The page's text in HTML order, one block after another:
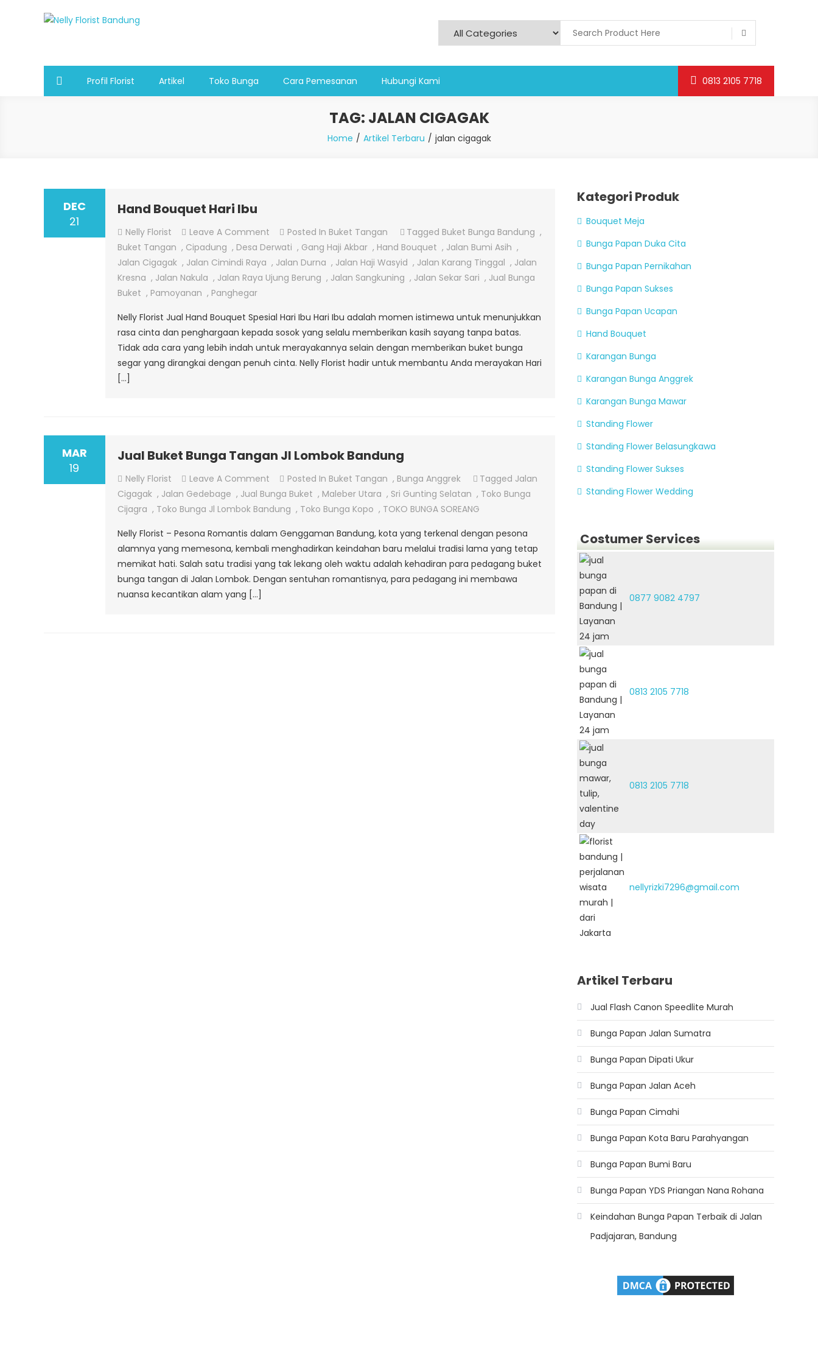
Profil Florist Artikel Toko Bunga Cara Pemesanan Hubungi Kami 0813 2105 7718
TAG: JALAN CIGAGAK
Home Artikel Terbaru jalan cigagak
DEC
21
Hand Bouquet Hari Ibu
Nelly Florist Leave A CommentOn
Hand
Bouquet
Hari
Posted In Buket Tangan Tagged Buket Bunga Bandung ,
Buket Tangan , Cipadung , Desa Derwati , Gang Haji Akbar , Hand Bouquet , Jalan Bumi Asih ,
Jalan Cigagak , Jalan Cimindi Raya , Jalan Durna , Jalan Haji Wasyid , Jalan Karang Tinggal , Jalan
Kresna , Jalan Nakula , Jalan Raya Ujung Berung , Jalan Sangkuning , Jalan Sekar Sari , Jual Bunga
Buket , Pamoyanan , Panghegar
Nelly Florist Jual Hand Bouquet Spesial Hari Ibu Hari Ibu adalah momen istimewa untuk menunjukkan
rasa cinta dan penghargaan kepada sosok yang selalu memberikan kasih sayang tanpa batas.
Tidak ada cara yang lebih indah untuk merayakannya selain dengan memberikan buket bunga
segar yang dirangkai dengan penuh cinta. Nelly Florist hadir untuk membantu Anda merayakan Hari
[…]
MAR
19
Jual Buket Bunga Tangan Jl Lombok Bandung
Nelly Florist Leave A CommentOn
Jual
Buket
Tangan
Jl
Lombok
Bandung
Posted In Buket Tangan , Bunga Anggrek Tagged Jalan
Cigagak , Jalan Gedebage , Jual Bunga Buket , Maleber Utara , Sri Gunting Selatan , Toko Bunga
Cijagra , Toko Bunga Jl Lombok Bandung , Toko Bunga Kopo , TOKO BUNGA SOREANG
Nelly Florist – Pesona Romantis dalam Genggaman Bandung, kota yang terkenal dengan pesona
alamnya yang memesona, kembali menghadirkan keindahan baru melalui tradisi lama yang tetap
memikat hati. Salah satu tradisi yang tak lekang oleh waktu adalah kehadiran para pedagang buket
bunga tangan di Jalan Lombok. Dengan sentuhan romantisnya, para pedagang ini membawa
nuansa kecantikan alam yang […]
Kategori Produk
Bouquet Meja
Bunga Papan Duka Cita
Bunga Papan Pernikahan
Bunga Papan Sukses
Bunga Papan Ucapan
Hand Bouquet
Karangan Bunga
Karangan Bunga Anggrek
Karangan Bunga Mawar
Standing Flower
Standing Flower Belasungkawa
Standing Flower Sukses
Standing Flower Wedding
Costumer Services
0877 9082 4797
0813 2105 7718
0813 2105 7718
nellyrizki7296@gmail.com
Artikel Terbaru
Jual Flash Canon Speedlite Murah
Bunga Papan Jalan Sumatra
Bunga Papan Dipati Ukur
Bunga Papan Jalan Aceh
Bunga Papan Cimahi
Bunga Papan Kota Baru Parahyangan
Bunga Papan Bumi Baru
Bunga Papan YDS Priangan Nana Rohana
Keindahan Bunga Papan Terbaik di Jalan
Padjajaran, Bandung